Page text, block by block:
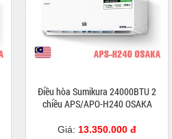
Điều hòa Sumikura 24000BTU 2
chiều APS/APO-H240 OSAKA
Giá: 13.350.000 đ